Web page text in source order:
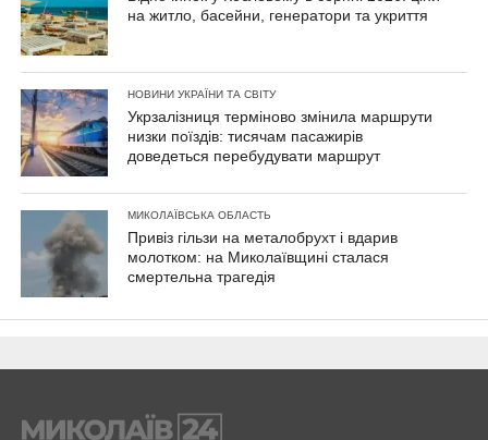
на житло, басейни, генератори та укриття
НОВИНИ УКРАЇНИ ТА СВІТУ
Укрзалізниця терміново змінила маршрути
низки поїздів: тисячам пасажирів
доведеться перебудувати маршрут
МИКОЛАЇВСЬКА ОБЛАСТЬ
Привіз гільзи на металобрухт і вдарив
молотком: на Миколаївщині сталася
смертельна трагедія